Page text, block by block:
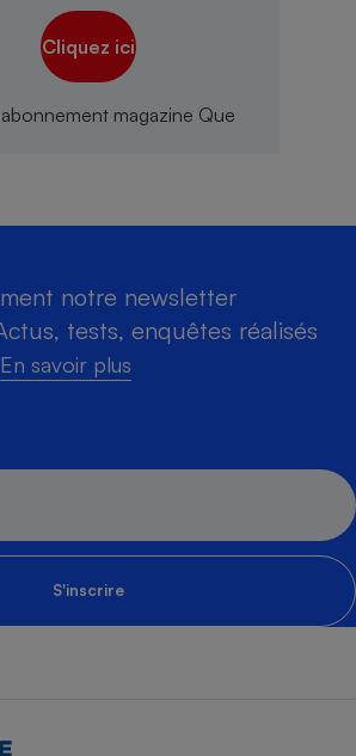
Cliquez ici
notre newsletter
tests, enquêtes réalisés
En savoir plus
S'inscrire